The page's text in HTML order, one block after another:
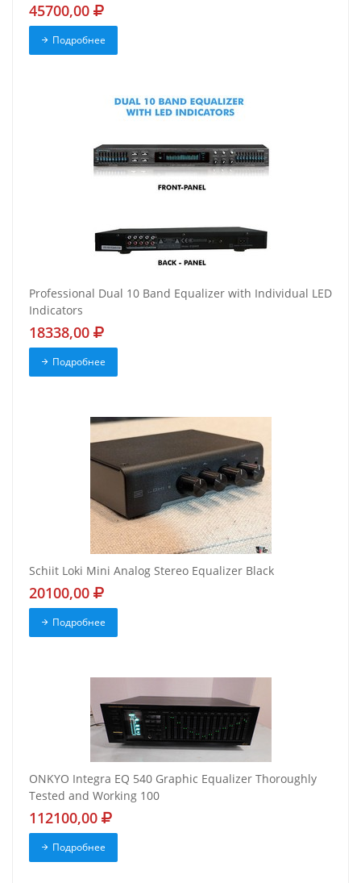
45700,00
Подробнее
Professional Dual 10 Band Equalizer with Individual LED
Indicators
18338,00
Подробнее
Schiit Loki Mini Analog Stereo Equalizer Black
20100,00
Подробнее
ONKYO Integra EQ 540 Graphic Equalizer Thoroughly
Tested and Working 100
112100,00
Подробнее